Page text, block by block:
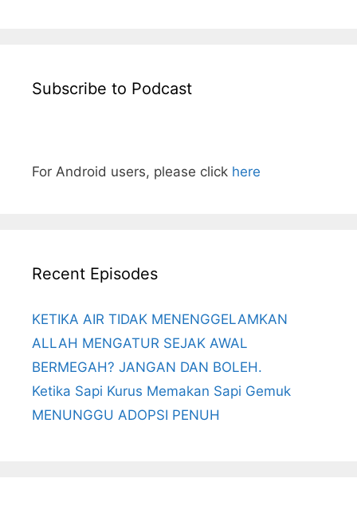
Subscribe to Podcast
For Android users, please click here
Recent Episodes
KETIKA AIR TIDAK MENENGGELAMKAN
ALLAH MENGATUR SEJAK AWAL
BERMEGAH? JANGAN DAN BOLEH.
Ketika Sapi Kurus Memakan Sapi Gemuk
MENUNGGU ADOPSI PENUH